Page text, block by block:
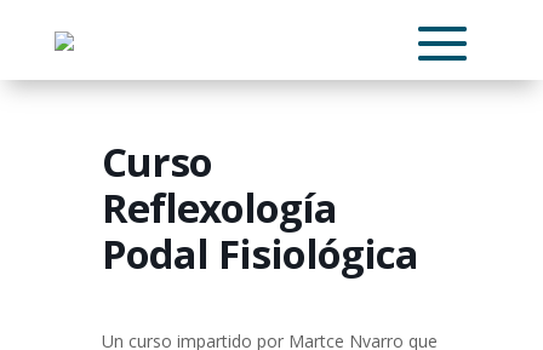
Curso
Reflexología
Podal Fisiológica
Un curso impartido por Martce Nvarro que